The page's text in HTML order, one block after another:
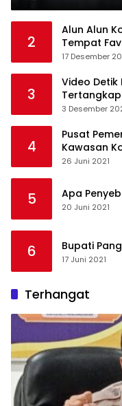
2
Alun Alun
Tempat
17 Desember
3
Video Detik
3 Desember
4
Pusat
Kawasan
26 Juni 2021
5 Apa
20 Juni 2021
6 Bupati
17 Juni 2021
Terhangat